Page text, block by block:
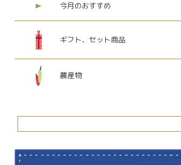
今月のおすすめ
ギフト、セット商品
農産物